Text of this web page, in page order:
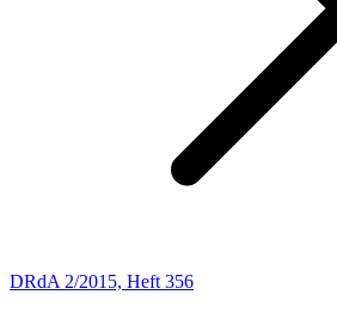
DRdA 2/2015, Heft 356